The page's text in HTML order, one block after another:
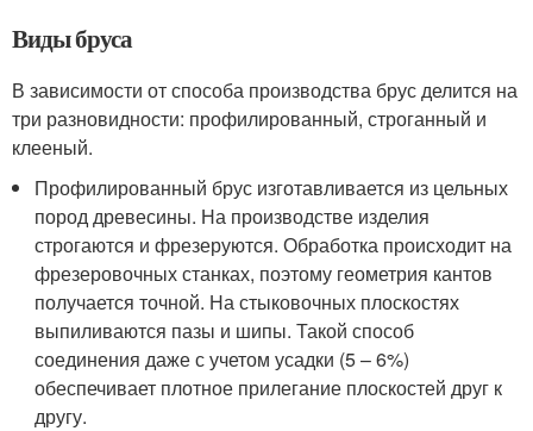
Виды бруса
В зависимости от способа производства брус делится на
три разновидности: профилированный, строганный и
клееный.
Профилированный брус изготавливается из цельных
пород древесины. На производстве изделия
строгаются и фрезеруются. Обработка происходит на
фрезеровочных станках, поэтому геометрия кантов
получается точной. На стыковочных плоскостях
выпиливаются пазы и шипы. Такой способ
соединения даже с учетом усадки (5 – 6%)
обеспечивает плотное прилегание плоскостей друг к
другу.